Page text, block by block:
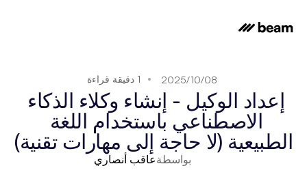
08‏/10‏/2025 1 دقيقة قراءة
الطبيعية (لا حاجة إلى مهارات تقنية)
بواسطةعاقب أنصاري